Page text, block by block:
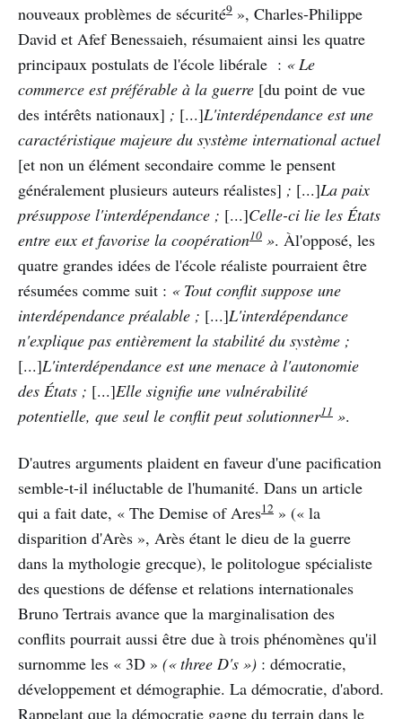
nouveaux problèmes de sécurité9 », Charles-Philippe
David et Afef Benessaieh, résumaient ainsi les quatre
principaux postulats de l'école libérale : « Le
commerce est préférable à la guerre [du point de vue
des intérêts nationaux] ; [...]L'interdépendance est une
caractéristique majeure du système international actuel
[et non un élément secondaire comme le pensent
généralement plusieurs auteurs réalistes] ; [...]La paix
présuppose l'interdépendance ; [...]Celle-ci lie les États
entre eux et favorise la coopération10 ». Àl'opposé, les
quatre grandes idées de l'école réaliste pourraient être
résumées comme suit : « Tout conflit suppose une
interdépendance préalable ; [...]L'interdépendance
n'explique pas entièrement la stabilité du système ;
[...]L'interdépendance est une menace à l'autonomie
des États ; [...]Elle signifie une vulnérabilité
potentielle, que seul le conflit peut solutionner11 ».
D'autres arguments plaident en faveur d'une pacification
semble-t-il inéluctable de l'humanité. Dans un article
qui a fait date, « The Demise of Ares12 » (« la
disparition d'Arès », Arès étant le dieu de la guerre
dans la mythologie grecque), le politologue spécialiste
des questions de défense et relations internationales
Bruno Tertrais avance que la marginalisation des
conflits pourrait aussi être due à trois phénomènes qu'il
surnomme les « 3D » (« three D's ») : démocratie,
développement et démographie. La démocratie, d'abord.
Rappelant que la démocratie gagne du terrain dans le